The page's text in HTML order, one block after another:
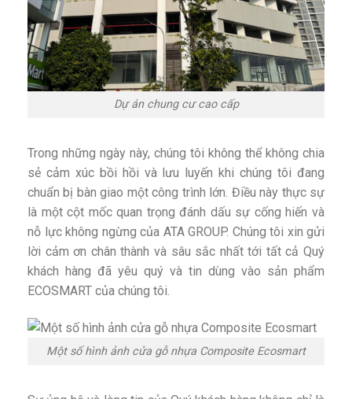
Dự án chung cư cao cấp
Trong những ngày này, chúng tôi không thể không chia
sẻ cảm xúc bồi hồi và lưu luyến khi chúng tôi đang
chuẩn bị bàn giao một công trình lớn. Điều này thực sự
là một cột mốc quan trọng đánh dấu sự cống hiến và
nỗ lực không ngừng của ATA GROUP. Chúng tôi xin gửi
lời cảm ơn chân thành và sâu sắc nhất tới tất cả Quý
khách hàng đã yêu quý và tin dùng vào sản phẩm
ECOSMART của chúng tôi.
Một số hình ảnh cửa gỗ nhựa Composite Ecosmart